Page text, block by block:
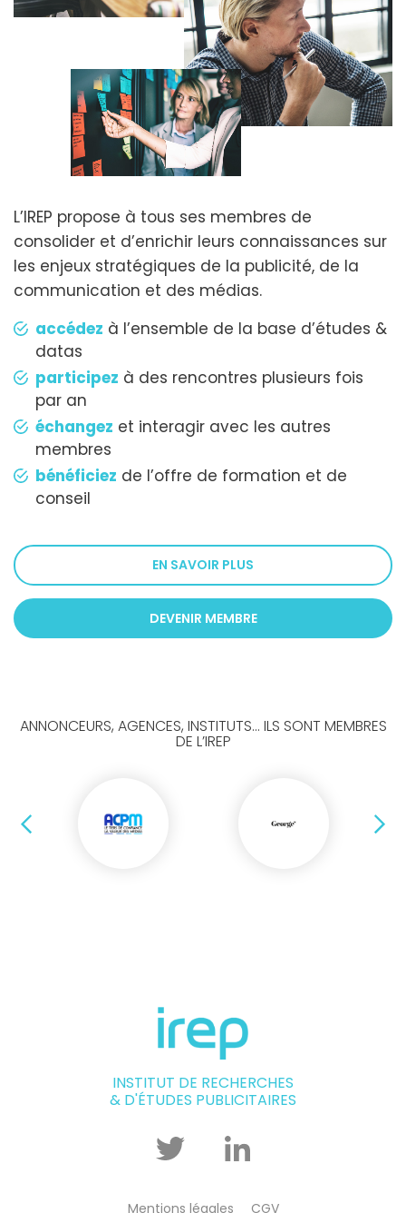
L’IREP propose à tous ses membres de
consolider et d’enrichir leurs connaissances sur
les enjeux stratégiques de la publicité, de la
communication et des médias.
accédez à l’ensemble de la base d’études &
datas
participez à des rencontres plusieurs fois
par an
échangez et interagir avec les autres
membres
bénéficiez de l’offre de formation et de
conseil
EN SAVOIR PLUS
DEVENIR MEMBRE
ANNONCEURS, AGENCES, INSTITUTS... ILS SONT MEMBRES
DE L’IREP
Précédent
INSTITUT DE RECHERCHES
& D'ÉTUDES PUBLICITAIRES
Twitter Linkedin
Mentions légales CGV